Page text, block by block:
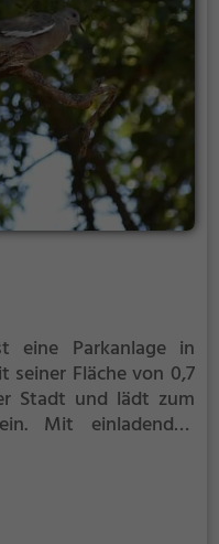
eine Parkanlage in
seiner Fläche von 0,7
Stadt und lädt zum
Mit einladenden
zur